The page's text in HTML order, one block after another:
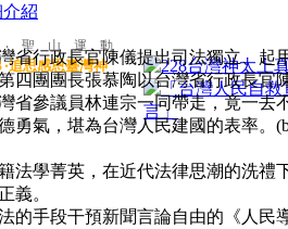
紹
省行政長官陳儀提出司法獨立、起
四團團長張慕陶以台灣省行政長官
省參議員林連宗一同帶走，竟一去
勇氣，堪為台灣人民建國的表率。
法學菁英，在近代法律思潮的洗禮
義。
的手段干預新聞言論自由的《人民
聖 山 運 動
追思感恩臺灣神